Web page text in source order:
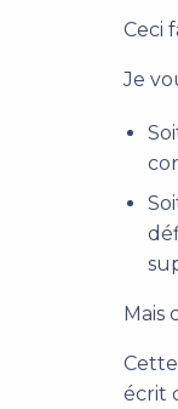
Ceci
Je
Mais
écrit